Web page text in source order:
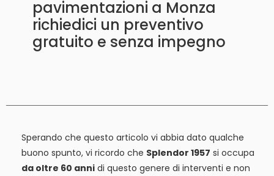
pavimentazioni a Monza
richiedici un preventivo
gratuito e senza impegno
Sperando che questo articolo vi abbia dato qualche
buono spunto, vi ricordo che Splendor 1957 si occupa
da oltre 60 anni di questo genere di interventi e non